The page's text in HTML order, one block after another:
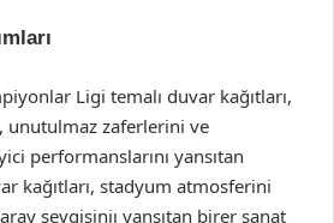
Ligi temalı duvar kağıtları,
unutulmaz zaferlerini ve
performanslarını yansıtan
kağıtları, stadyum atmosferini
sevgisiniı yansıtan birer sanat